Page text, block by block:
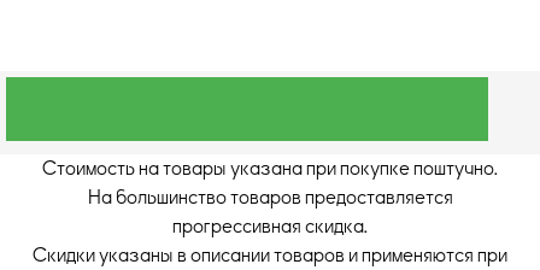
Стоимость на товары указана при покупке поштучно.
На большинство товаров предоставляется
прогрессивная скидка.
Скидки указаны в описании товаров и применяются при